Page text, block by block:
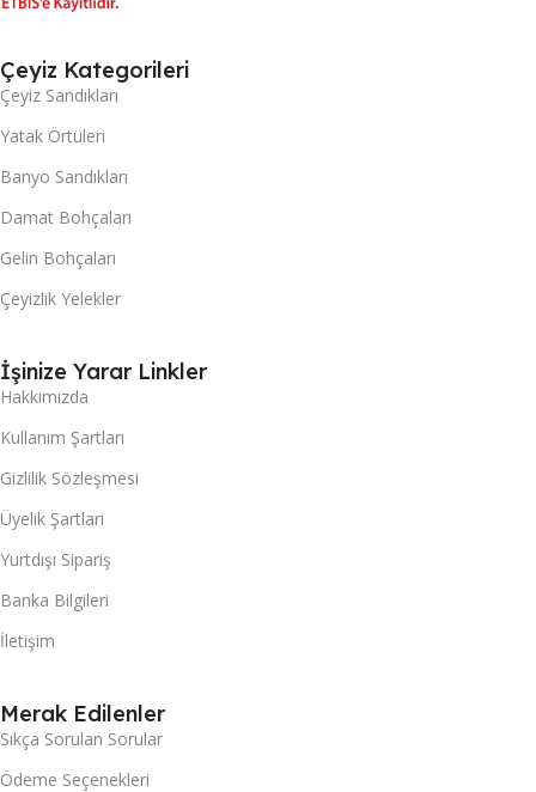
Çeyiz Kategorileri
Çeyiz Sandıkları
Yatak Örtüleri
Banyo Sandıkları
Damat Bohçaları
Gelin Bohçaları
Çeyizlik Yelekler
İşinize Yarar Linkler
Hakkımızda
Kullanım Şartları
Gizlilik Sözleşmesi
Üyelik Şartları
Yurtdışı Sipariş
Banka Bilgileri
İletişim
Merak Edilenler
Sıkça Sorulan Sorular
Ödeme Seçenekleri